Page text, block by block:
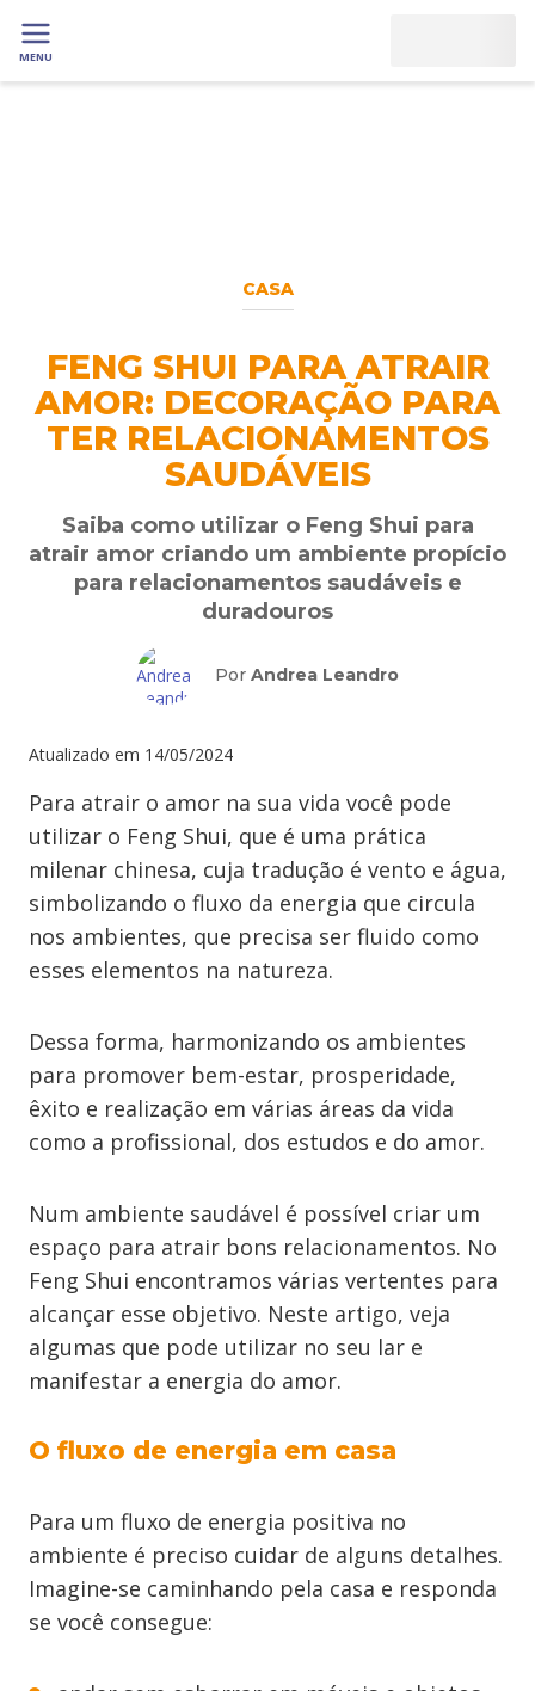
MENU
CASA
FENG SHUI PARA ATRAIR
AMOR: DECORAÇÃO PARA
TER RELACIONAMENTOS
SAUDÁVEIS
Saiba como utilizar o Feng Shui para
atrair amor criando um ambiente propício
para relacionamentos saudáveis e
duradouros
Por Andrea Leandro
Atualizado em 14/05/2024
Para atrair o amor na sua vida você pode
utilizar o Feng Shui, que é uma prática
milenar chinesa, cuja tradução é vento e água,
simbolizando o fluxo da energia que circula
nos ambientes, que precisa ser fluido como
esses elementos na natureza.
Dessa forma, harmonizando os ambientes
para promover bem-estar, prosperidade,
êxito e realização em várias áreas da vida
como a profissional, dos estudos e do amor.
Num ambiente saudável é possível criar um
espaço para atrair bons relacionamentos. No
Feng Shui encontramos várias vertentes para
alcançar esse objetivo. Neste artigo, veja
algumas que pode utilizar no seu lar e
manifestar a energia do amor.
O fluxo de energia em casa
Para um fluxo de energia positiva no
ambiente é preciso cuidar de alguns detalhes.
Imagine-se caminhando pela casa e responda
se você consegue: